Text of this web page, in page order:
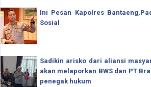
Ini Pesan Kapolres
Sosial
Sadikin arisko dari aliansi
akan melaporkan BWS dan PT
penegak hukum